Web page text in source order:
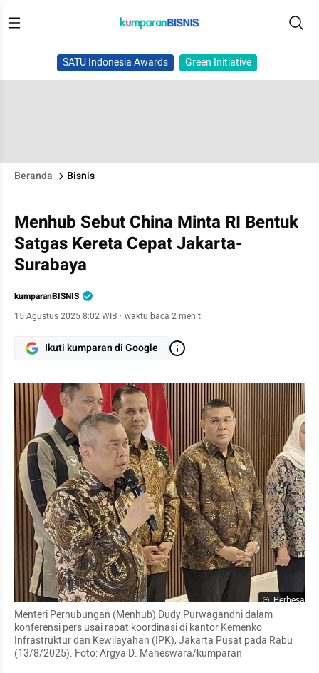
SATU Indonesia Awards Green Initiative
Beranda Bisnis
Menhub Sebut China Minta RI Bentuk
Satgas Kereta Cepat Jakarta-
Surabaya
kumparanBISNIS
15 Agustus 2025 8:02 WIB · waktu baca 2 menit
Ikuti kumparan di Google
Perbesar
Menteri Perhubungan (Menhub) Dudy Purwagandhi dalam
konferensi pers usai rapat koordinasi di kantor Kemenko
Infrastruktur dan Kewilayahan (IPK), Jakarta Pusat pada Rabu
(13/8/2025). Foto: Argya D. Maheswara/kumparan